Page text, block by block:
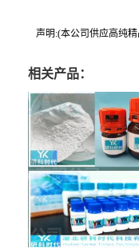
声明:(本公司供应高纯
相关产品：